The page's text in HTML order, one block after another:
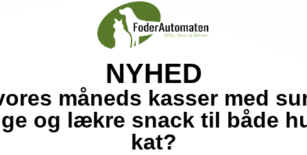
NYHED
måneds kasser med
og lækre snack til både
kat?